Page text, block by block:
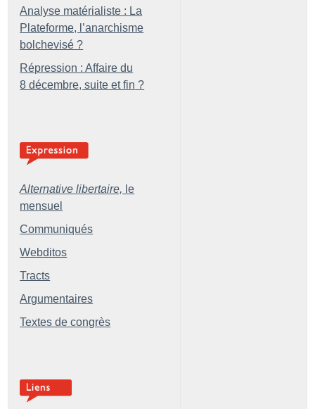
Analyse matérialiste : La
Plateforme, l’anarchisme
bolchevisé ?
Répression : Affaire du
8 décembre, suite et fin ?
Alternative libertaire, le
mensuel
Communiqués
Webditos
Tracts
Argumentaires
Textes de congrès